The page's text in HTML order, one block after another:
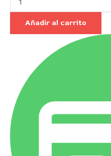
Añadir al carrito